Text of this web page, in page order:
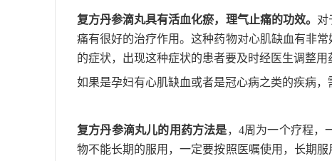
复方丹参滴丸具有活血化瘀，理气止痛的功效。 对
痛有很好的治疗作用。这种药物对心肌缺血有非
的症状，出现这种症状的患者要及时经医生调整用
如果是孕妇有心肌缺血或者是冠心病之类的疾病
复方丹参滴丸儿的用药方法是，4周为一个疗程，
物不能长期的服用，一定要按照医嘱使用，长期